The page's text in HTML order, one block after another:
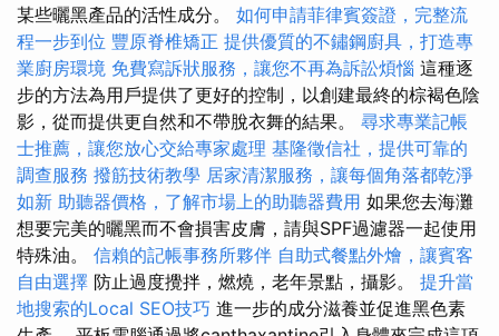
某些曬黑產品的活性成分。 如何申請菲律賓簽證，完整流
程一步到位 豐原脊椎矯正 提供優質的不鏽鋼廚具，打造專
業廚房環境 免費寫訴狀服務，讓您不再為訴訟煩惱 這種逐
步的方法為用戶提供了更好的控制，以創建最終的棕褐色陰
影，從而提供更自然和不帶脫衣舞的結果。 尋求專業記帳
士推薦，讓您放心交給專家處理 基隆徵信社，提供可靠的
調查服務 撥筋技術教學 居家清潔服務，讓每個角落都乾淨
如新 助聽器價格，了解市場上的助聽器費用 如果您去海灘
想要完美的曬黑而不會損害皮膚，請與SPF過濾器一起使用
特殊油。 信賴的記帳事務所夥伴 自助式餐點外燴，讓賓客
自由選擇 防止過度攪拌，燃燒，老年景點，攝影。 提升當
地搜索的Local SEO技巧 進一步的成分滋養並促進黑色素